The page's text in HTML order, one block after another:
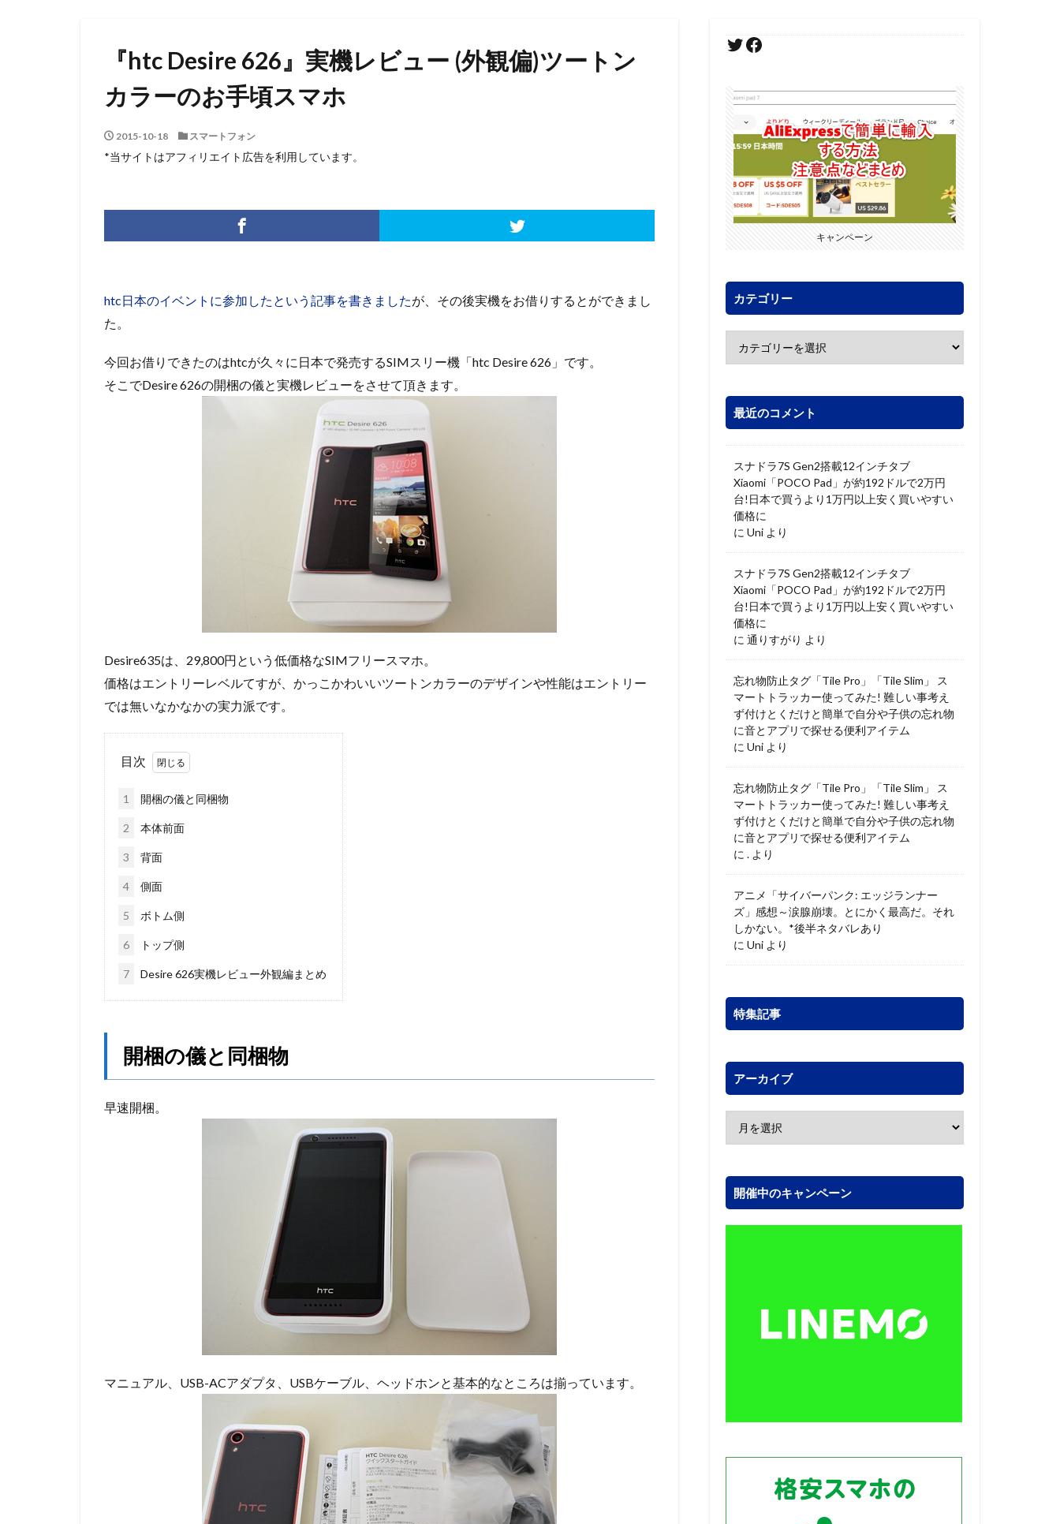
『htc Desire 626』実機レビュー (外観偏)ツートン
カラーのお手頃スマホ
2015-10-18 スマートフォン
*当サイトはアフィリエイト広告を利用しています。
htc日本のイベントに参加したという記事を書きましたが、その後実機をお借りするとができまし
た。
今回お借りできたのはhtcが久々に日本で発売するSIMスリー機「htc Desire 626」です。
そこでDesire 626の開梱の儀と実機レビューをさせて頂きます。
Desire635は、29,800円という低価格なSIMフリースマホ。
価格はエントリーレベルてすが、かっこかわいいツートンカラーのデザインや性能はエントリー
では無いなかなかの実力派です。
目次
1 開梱の儀と同梱物
2 本体前面
3 背面
4 側面
5 ボトム側
6 トップ側
7 Desire 626実機レビュー外観編まとめ
開梱の儀と同梱物
早速開梱。
マニュアル、USB-ACアダプタ、USBケーブル、ヘッドホンと基本的なところは揃っています。
キャンペーン
カテゴリー
最近のコメント
スナドラ7S Gen2搭載12インチタブ
Xiaomi「POCO Pad」が約192ドルで2万円
台!日本で買うより1万円以上安く買いやすい
価格に
に Uni より
スナドラ7S Gen2搭載12インチタブ
Xiaomi「POCO Pad」が約192ドルで2万円
台!日本で買うより1万円以上安く買いやすい
価格に
に 通りすがり より
忘れ物防止タグ「Tile Pro」「Tile Slim」 ス
マートトラッカー使ってみた! 難しい事考え
ず付けとくだけと簡単で自分や子供の忘れ物
に音とアプリで探せる便利アイテム
に Uni より
忘れ物防止タグ「Tile Pro」「Tile Slim」 ス
マートトラッカー使ってみた! 難しい事考え
ず付けとくだけと簡単で自分や子供の忘れ物
に音とアプリで探せる便利アイテム
に . より
アニメ「サイバーパンク: エッジランナー
ズ」感想～涙腺崩壊。とにかく最高だ。それ
しかない。*後半ネタバレあり
に Uni より
特集記事
アーカイブ
開催中のキャンペーン